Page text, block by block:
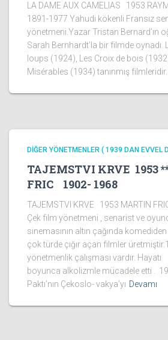
LA DAME AUX CAMELIAS 1953
1891-1977 Yahudi kökenli Fransız
yönetmeni.Yazar Tristan Bernard’ın
Sarah Bernhardt’la bir filmde oynadı.
loups (1924), Les Croix de bois
Misérables (1934) tanınmış filmleridir.
DİĞER YÖNETMENLER ( 1939 DAN EVVEL
TAJEMSTVI KRVE 1953
FRIC 1902- 1968
TAJEMSTVI KRVE 1953 MARTIN
Çek film yönetmeni , senarist ve
sinemasının altın çağında
çok türde çığır açan filmler
yönetmenlik çalışması vardır. Hayatı
boyunca alkolizmle mücadele etti .
Paktı’nın Çekoslo- vakya’yı Devamı